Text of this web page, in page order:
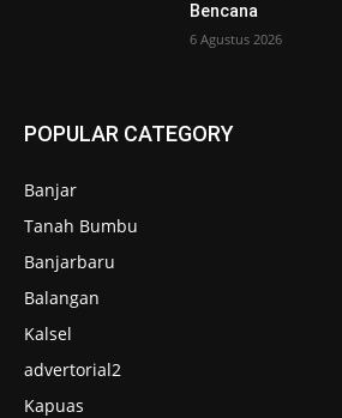
Bencana
6 Agustus 2026
POPULAR CATEGORY
Banjar
Tanah Bumbu
Banjarbaru
Balangan
Kalsel
advertorial2
Kapuas